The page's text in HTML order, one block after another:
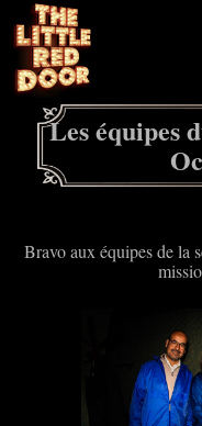
Les équipes
Bravo aux équipes de la